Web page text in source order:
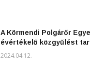
A Körmendi Polgárőr
évértékelő közgyűlést
2024.04.12.